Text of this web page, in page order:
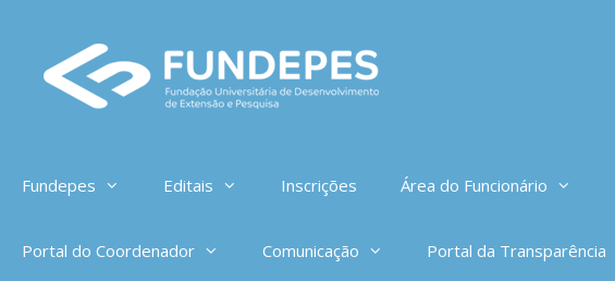
conteúdo
Fundepes Editais Inscrições Área do Funcionário
Portal do Coordenador Comunicação Portal da Transparência